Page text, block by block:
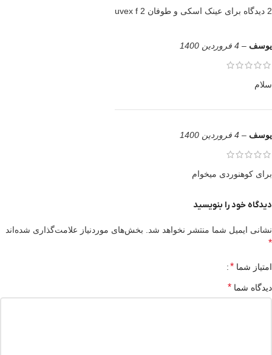
2 دیدگاه برای عینک اسکی و طوفان uvex f 2
یوسف – 4 فروردین 1400
سلام
یوسف – 4 فروردین 1400
برای کوهنوردی میخوام
دیدگاه خود را بنویسید
نشانی ایمیل شما منتشر نخواهد شد. بخش‌های موردنیاز علامت‌گذاری شده‌اند
*
امتیاز شما *
دیدگاه شما *